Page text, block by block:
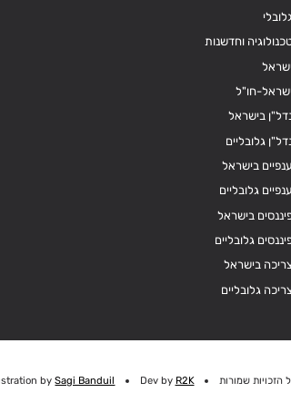
וחדשנות
חו"ל
בישראל
גלובליים
בישראל
גלובליים
בישראל
גלובליים
בישראל
גלובליים
שמורות Dev by R2K
bySagi Banduil